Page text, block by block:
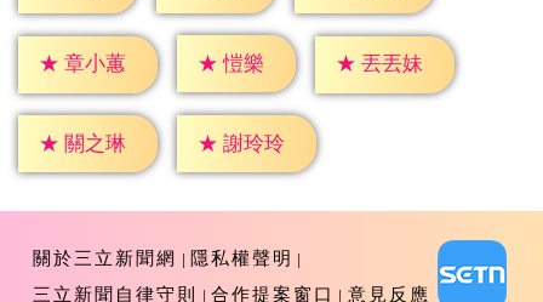
★ 章小蕙 ★ 愷樂 ★ 丟丟妹
★ 關之琳 ★ 謝玲玲
關於三立新聞網
隱私權聲明
三立新聞自律守則
合作提案窗口 意見反應